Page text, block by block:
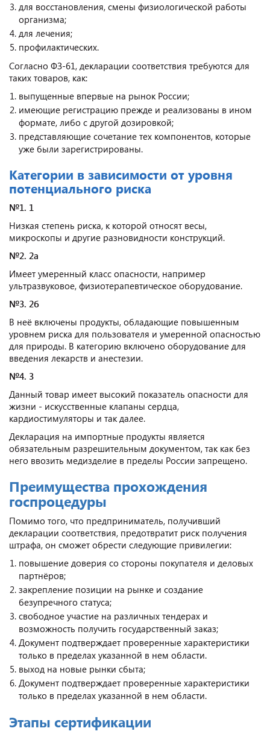
для восстановления, смены физиологической работы
организма;
для лечения;
профилактических.
Согласно ФЗ-61, декларации соответствия требуются для
таких товаров, как:
выпущенные впервые на рынок России;
имеющие регистрацию прежде и реализованы в ином
формате, либо с другой дозировкой;
представляющие сочетание тех компонентов, которые
уже были зарегистрированы.
Категории в зависимости от уровня
потенциального риска
№1. 1
Низкая степень риска, к которой относят весы,
микроскопы и другие разновидности конструкций.
№2. 2а
Имеет умеренный класс опасности, например
ультразвуковое, физиотерапевтическое оборудование.
№3. 2б
В неё включены продукты, обладающие повышенным
уровнем риска для пользователя и умеренной опасностью
для природы. В категорию включено оборудование для
введения лекарств и анестезии.
№4. 3
Данный товар имеет высокий показатель опасности для
жизни - искусственные клапаны сердца,
кардиостимуляторы и так далее.
Декларация на импортные продукты является
обязательным разрешительным документом, так как без
него ввозить медизделие в пределы России запрещено.
Преимущества прохождения
госпроцедуры
Помимо того, что предприниматель, получивший
декларации соответствия, предотвратит риск получения
штрафа, он сможет обрести следующие привилегии:
повышение доверия со стороны покупателя и деловых
партнёров;
закрепление позиции на рынке и создание
безупречного статуса;
свободное участие на различных тендерах и
возможность получить государственный заказ;
Документ подтверждает проверенные характеристики
только в пределах указанной в нем области.
выход на новые рынки сбыта;
Документ подтверждает проверенные характеристики
только в пределах указанной в нем области.
Этапы сертификации